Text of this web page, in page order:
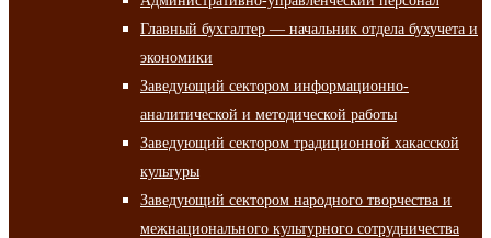
Главный бухгалтер — начальник отдела бухучета и
экономики
Заведующий сектором информационно-
аналитической и методической работы
Заведующий сектором традиционной хакасской
культуры
Заведующий сектором народного творчества и
межнационального культурного сотрудничества